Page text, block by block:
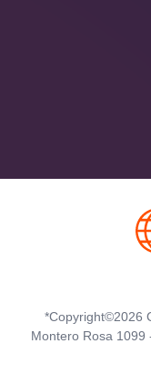
*Copyright©2026
Montero Rosa 1099